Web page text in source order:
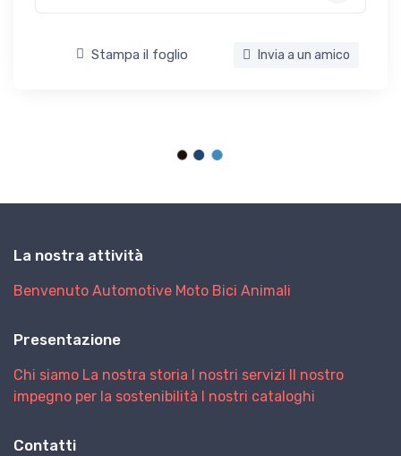
Stampa il foglio Invia a un amico
La nostra attività
Benvenuto Automotive Moto Bici Animali
Presentazione
Chi siamo La nostra storia I nostri servizi Il nostro
impegno per la sostenibilità I nostri cataloghi
Contatti